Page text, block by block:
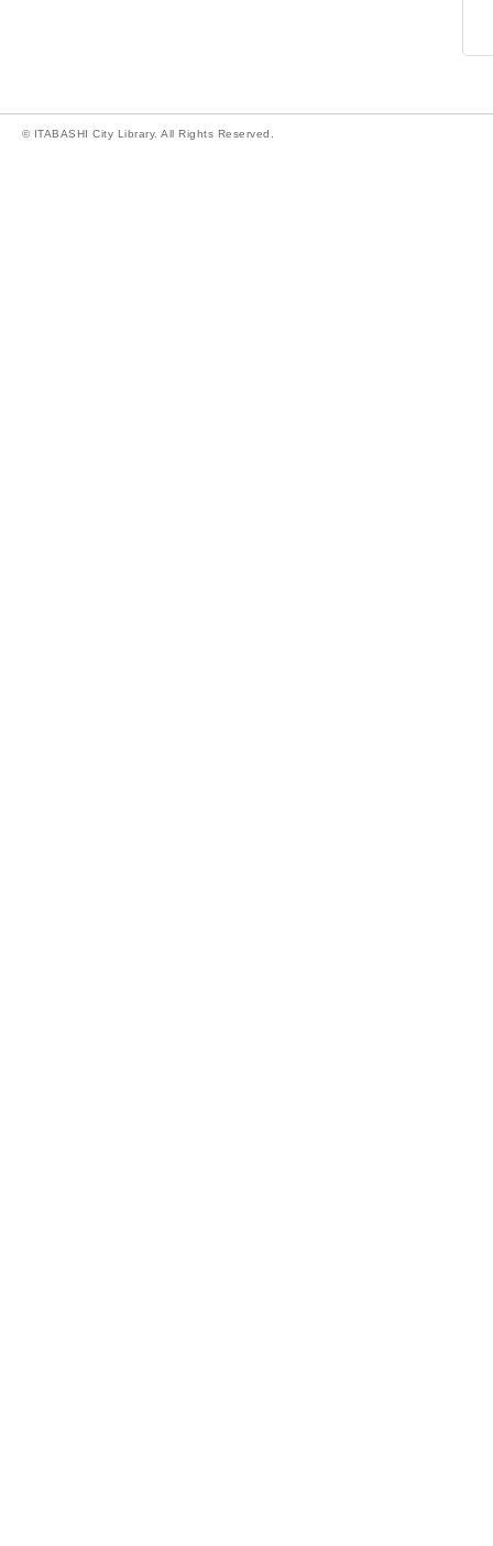
© ITABASHI City Library. All Rights Reserved.